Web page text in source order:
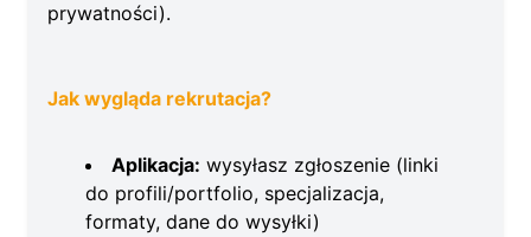
prywatności).
Jak wygląda rekrutacja?
Aplikacja: wysyłasz zgłoszenie (linki
do profili/portfolio, specjalizacja,
formaty, dane do wysyłki)